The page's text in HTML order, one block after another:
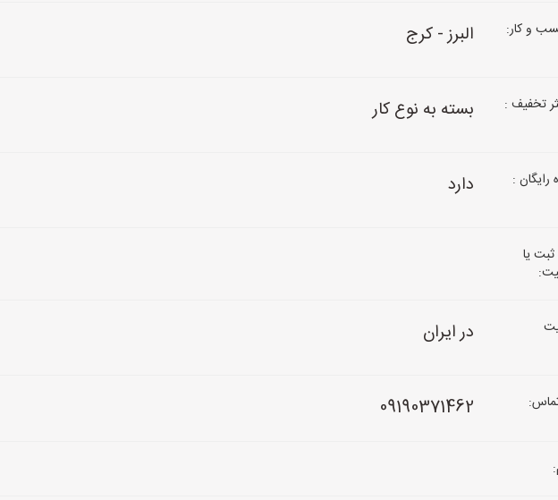
و کار: البرز - کرج
تخفیف : بسته به نوع کار
رایگان : دارد
یا
در ایران
09190371462